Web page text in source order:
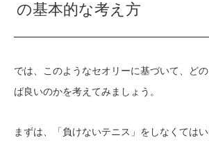
の基本的な考え方
では、このようなセオリーに基づいて、ど
ば良いのかを考えてみましょう。
まずは、「負けないテニス」をしなくてはい